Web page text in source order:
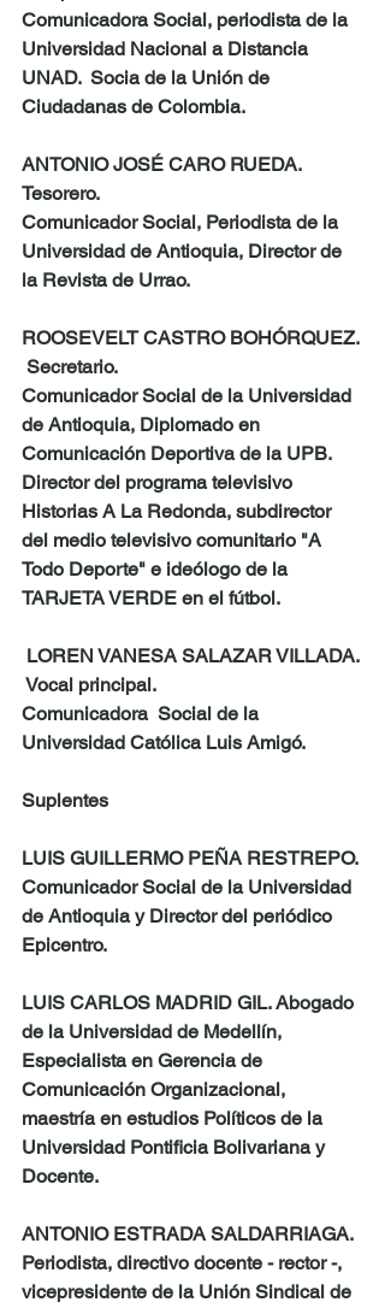
Comunicadora Social, periodista de la
Universidad Nacional a Distancia
UNAD.  Socia de la Unión de
Ciudadanas de Colombia.
ANTONIO JOSÉ CARO RUEDA.
Tesorero.
Comunicador Social, Periodista de la
Universidad de Antioquia, Director de
la Revista de Urrao.
ROOSEVELT CASTRO BOHÓRQUEZ.
Secretario.
Comunicador Social de la Universidad
de Antioquia, Diplomado en
Comunicación Deportiva de la UPB.
Director del programa televisivo
Historias A La Redonda, subdirector
del medio televisivo comunitario "A
Todo Deporte" e ideólogo de la
TARJETA VERDE en el fútbol.
LOREN VANESA SALAZAR VILLADA.
Vocal principal.
Comunicadora  Social de la
Universidad Católica Luis Amigó.
Suplentes
LUIS GUILLERMO PEÑA RESTREPO.
Comunicador Social de la Universidad
de Antioquia y Director del periódico
Epicentro.
LUIS CARLOS MADRID GIL. Abogado
de la Universidad de Medellín,
Especialista en Gerencia de
Comunicación Organizacional,
maestría en estudios Políticos de la
Universidad Pontificia Bolivariana y
Docente.
ANTONIO ESTRADA SALDARRIAGA.
Periodista, directivo docente - rector -,
vicepresidente de la Unión Sindical de